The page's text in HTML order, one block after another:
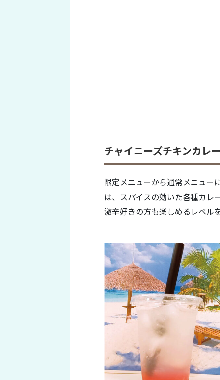
チャイニーズチキンカ
限定メニューから通常メニュー
は、スパイスの効いた各種カレ
激辛好きの方も楽しめるレベル